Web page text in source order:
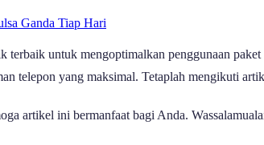
Ganda Tiap Hari
terbaik untuk mengoptimalkan penggunaan
telepon yang maksimal. Tetaplah mengikuti
artikel ini bermanfaat bagi Anda.